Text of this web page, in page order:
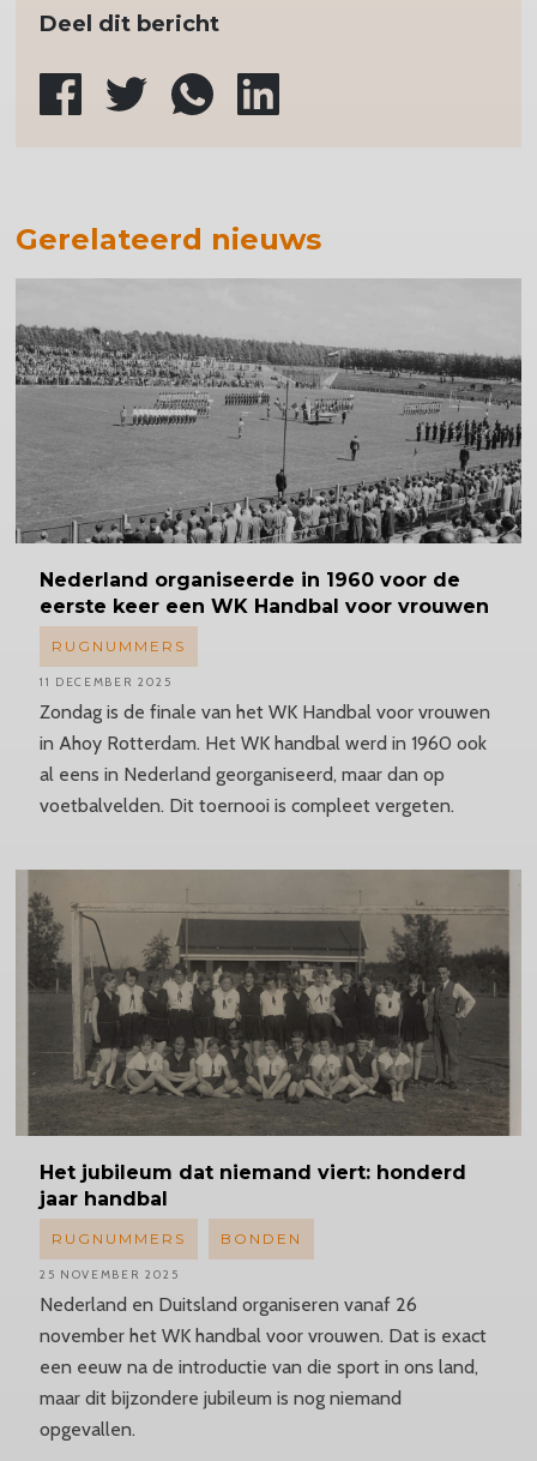
Deel dit bericht
Gerelateerd nieuws
Nederland organiseerde in 1960 voor de
eerste keer een WK Handbal voor vrouwen
Zondag is de finale van het WK Handbal voor vrouwen
in Ahoy Rotterdam. Het WK handbal werd in 1960 ook
al eens in Nederland georganiseerd, maar dan op
voetbalvelden. Dit toernooi is compleet vergeten.
RUGNUMMERS
11 DECEMBER 2025
Het jubileum dat niemand viert: honderd
jaar handbal
Nederland en Duitsland organiseren vanaf 26
november het WK handbal voor vrouwen. Dat is exact
een eeuw na de introductie van die sport in ons land,
maar dit bijzondere jubileum is nog niemand
opgevallen.
RUGNUMMERS BONDEN
25 NOVEMBER 2025